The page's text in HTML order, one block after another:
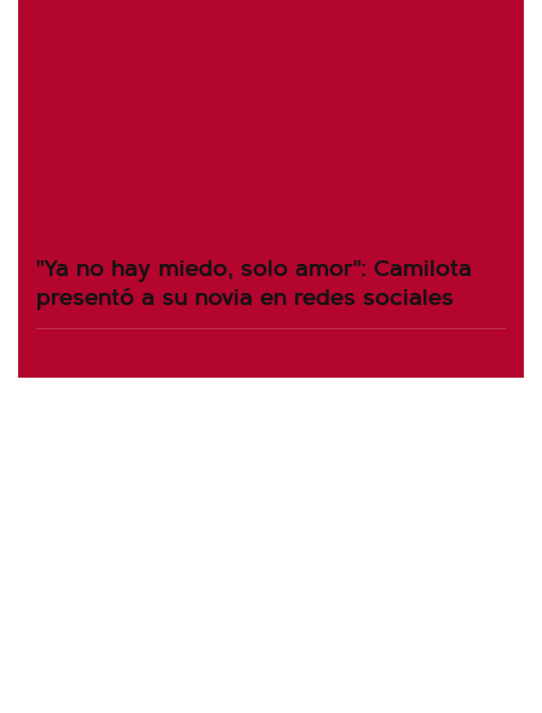
"Ya no hay miedo, solo amor": Camilota
presentó a su novia en redes sociales